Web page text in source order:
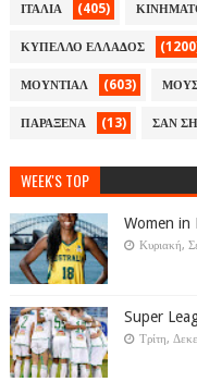
ΙΤΑΛΙΑ (405)
ΚΥΠΕΛΛΟ ΕΛΛΑΔΟΣ
ΜΟΥΝΤΙΑΛ (603)
ΠΑΡΑΞΕΝΑ (13) ΣΑΝ
WEEK'S TOP
Women
Κυριακή,
Super
Τρίτη,